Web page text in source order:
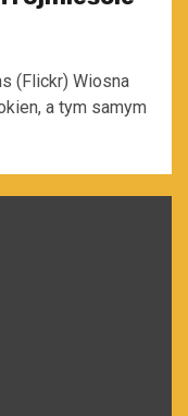
(Flickr) Wiosna
a tym samym